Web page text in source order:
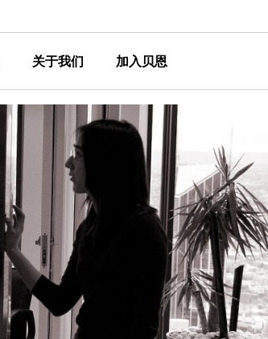
关于我们 加入贝恩